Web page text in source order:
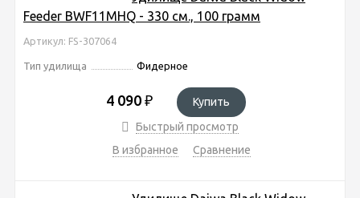
Feeder BWF11MHQ - 330 см., 100 грамм
Артикул: FS-307064
Тип удилища Фидерное
4 090 ₽
Купить
Быстрый просмотр
В избранное
Сравнение